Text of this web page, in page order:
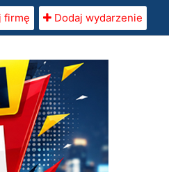
firmę Dodaj wydarzenie